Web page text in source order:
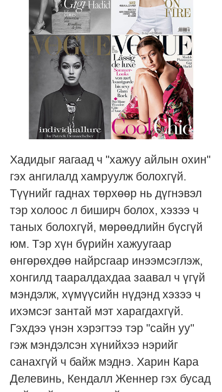
Хадидыг яагаад ч "хажуу айлын охин"
гэх ангилалд хамруулж болохгүй.
Түүнийг гаднах төрхөөр нь дүгнэвэл
тэр холоос л биширч болох, хэзээ ч
таных болохгүй, мөрөөдлийн бүсгүй
юм. Тэр хүн бүрийн хажуугаар
өнгөрөхдөө найрсгаар инээмсэглэж,
хонгилд тааралдахдаа заавал ч үгүй
мэндэлж, хүмүүсийн нүдэнд хэзээ ч
ихэмсэг зантай мэт харагдахгүй.
Гэхдээ үнэн хэрэгтээ тэр "сайн уу"
гэж мэндэлсэн хүнийхээ нэрийг
санахгүй ч байж мэднэ. Харин Кара
Делевинь, Кендалл Женнер гэх бусад